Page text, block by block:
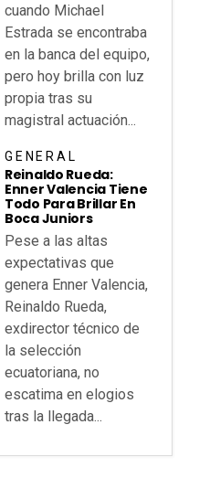
cuando Michael
Estrada se encontraba
en la banca del equipo,
pero hoy brilla con luz
propia tras su
magistral actuación...
GENERAL
Reinaldo Rueda:
Enner Valencia Tiene
Todo Para Brillar En
Boca Juniors
Pese a las altas
expectativas que
genera Enner Valencia,
Reinaldo Rueda,
exdirector técnico de
la selección
ecuatoriana, no
escatima en elogios
tras la llegada...